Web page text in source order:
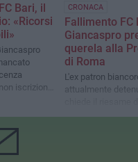
Bari, il
«Ricorsi
iscrizione
CRONACA
Fallimento FC
Giancaspro
querela alla
di Roma
L'ex patron
attualmente
chiede il riesame